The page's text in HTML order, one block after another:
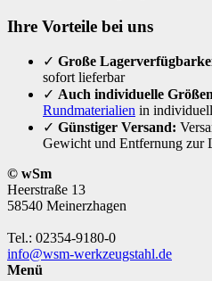
Ihre Vorteile bei uns
✓ Große
sofort lieferbar
✓ Auch individuelle
Rundmaterialien in
✓ Günstiger Versand:
Gewicht und Entfernung zur
© wSm
Heerstraße 13
58540 Meinerzhagen
Tel.: 02354-9180-0
info@wsm-werkzeugstahl.de
Menü